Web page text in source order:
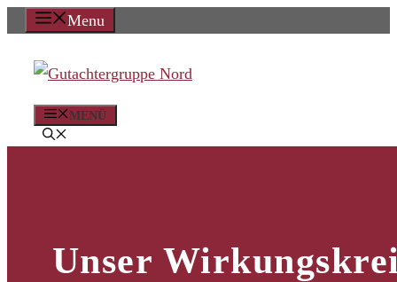
Zum
springen
Menu
MENÜ
Unser